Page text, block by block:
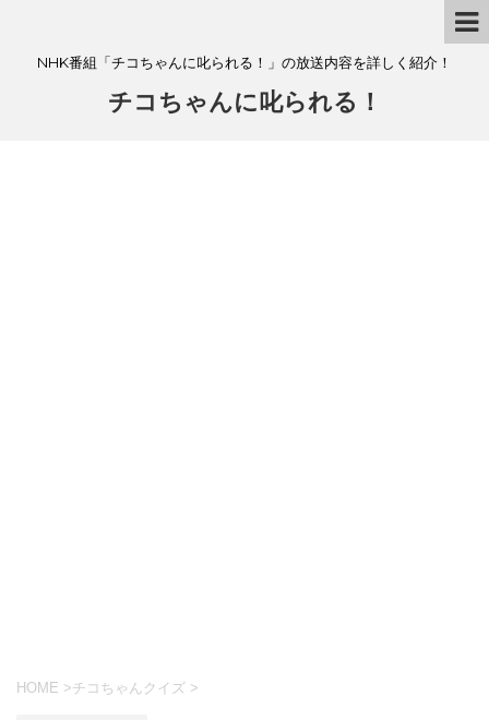
NHK番組「チコちゃんに叱られる！」の放送内容を詳しく紹介！
チコちゃんに叱られる！
HOME >チコちゃんクイズ >